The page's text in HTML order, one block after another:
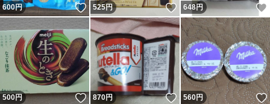
600円 いいね！
525円 いいね！
648円
500円 いいね！
870円 いいね！
560円